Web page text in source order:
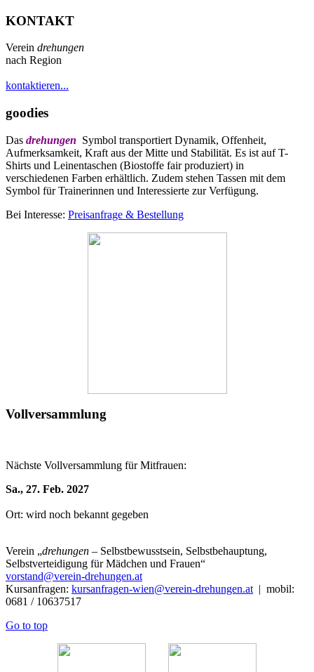
KONTAKT
Verein drehungen
nach Region
kontaktieren...
goodies
Das drehungen Symbol transportiert Dynamik, Offenheit,
Aufmerksamkeit, Kraft aus der Mitte und Stabilität. Es ist auf T-
Shirts und Leinentaschen (Biostoffe fair produziert) in
verschiedenen Farben erhältlich. Zudem stehen Tassen mit dem
Symbol für Trainerinnen und Interessierte zur Verfügung.
Bei Interesse: Preisanfrage & Bestellung
Vollversammlung
Nächste Vollversammlung für Mitfrauen:
Sa., 27. Feb. 2027
Ort: wird noch bekannt gegeben
Verein „drehungen – Selbstbewusstsein, Selbstbehauptung,
Selbstverteidigung für Mädchen und Frauen“
vorstand@verein-drehungen.at
Kursanfragen: kursanfragen-wien@verein-drehungen.at | mobil:
0681 / 10637517
Go to top